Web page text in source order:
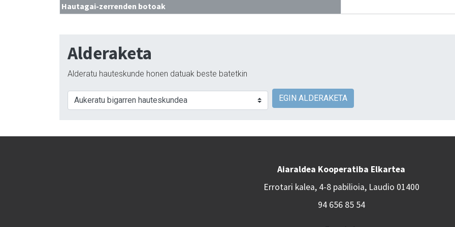
Hautagai-zerrenden botoak
Alderaketa
Alderatu hauteskunde honen datuak beste batetkin
EGIN ALDERAKETA
Aiaraldea Kooperatiba Elkartea
Errotari kalea, 4-8 pabilioia, Laudio 01400
94 656 85 54